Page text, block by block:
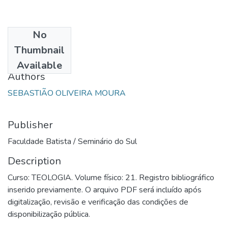
No
Thumbnail
Available
1995
Authors
SEBASTIÃO OLIVEIRA MOURA
Publisher
Faculdade Batista / Seminário do Sul
Description
Curso: TEOLOGIA. Volume físico: 21. Registro bibliográfico
inserido previamente. O arquivo PDF será incluído após
digitalização, revisão e verificação das condições de
disponibilização pública.